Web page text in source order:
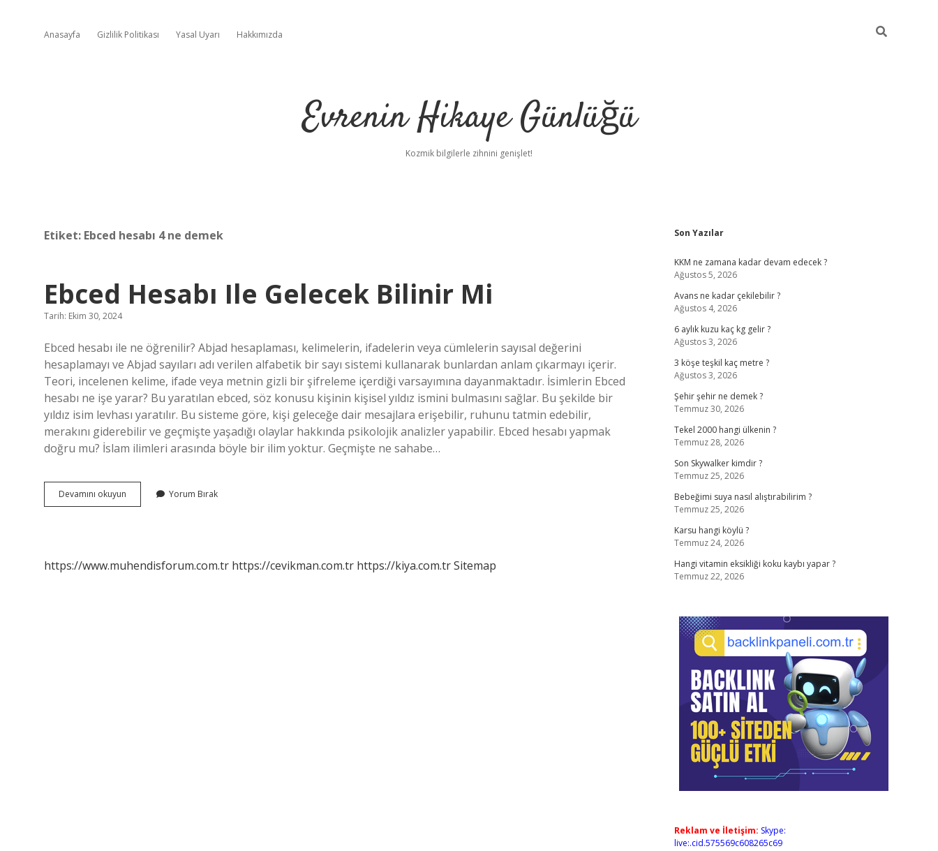
Anasayfa Gizlilik Politikası Yasal Uyarı Hakkımızda
Evrenin Hikaye Günlüğü
Kozmik bilgilerle zihnini genişlet!
Etiket: Ebced hesabı 4 ne demek
Ebced Hesabı Ile Gelecek Bilinir Mi
Tarih: Ekim 30, 2024
Ebced hesabı ile ne öğrenilir? Abjad hesaplaması, kelimelerin, ifadelerin veya cümlelerin sayısal değerini
hesaplamayı ve Abjad sayıları adı verilen alfabetik bir sayı sistemi kullanarak bunlardan anlam çıkarmayı içerir.
Teori, incelenen kelime, ifade veya metnin gizli bir şifreleme içerdiği varsayımına dayanmaktadır. İsimlerin Ebced
hesabı ne işe yarar? Bu yaratılan ebced, söz konusu kişinin kişisel yıldız ismini bulmasını sağlar. Bu şekilde bir
yıldız isim levhası yaratılır. Bu sisteme göre, kişi geleceğe dair mesajlara erişebilir, ruhunu tatmin edebilir,
merakını giderebilir ve geçmişte yaşadığı olaylar hakkında psikolojik analizler yapabilir. Ebced hesabı yapmak
doğru mu? İslam ilimleri arasında böyle bir ilim yoktur. Geçmişte ne sahabe…
Devamını okuyun
Hesabı
Yorum Bırak
https://www.muhendisforum.com.tr https://cevikman.com.tr https://kiya.com.trSitemap
Sidebar
Son Yazılar
KKM ne zamana kadar devam edecek ?
Ağustos 5, 2026
Avans ne kadar çekilebilir ?
Ağustos 4, 2026
6 aylık kuzu kaç kg gelir ?
Ağustos 3, 2026
3 köşe teşkil kaç metre ?
Ağustos 3, 2026
Şehir şehir ne demek ?
Temmuz 30, 2026
Tekel 2000 hangi ülkenin ?
Temmuz 28, 2026
Son Skywalker kimdir ?
Temmuz 25, 2026
Bebeğimi suya nasıl alıştırabilirim ?
Temmuz 25, 2026
Karsu hangi köylü ?
Temmuz 24, 2026
Hangi vitamin eksikliği koku kaybı yapar ?
Temmuz 22, 2026
Reklam ve İletişim: Skype:
live:.cid.575569c608265c69